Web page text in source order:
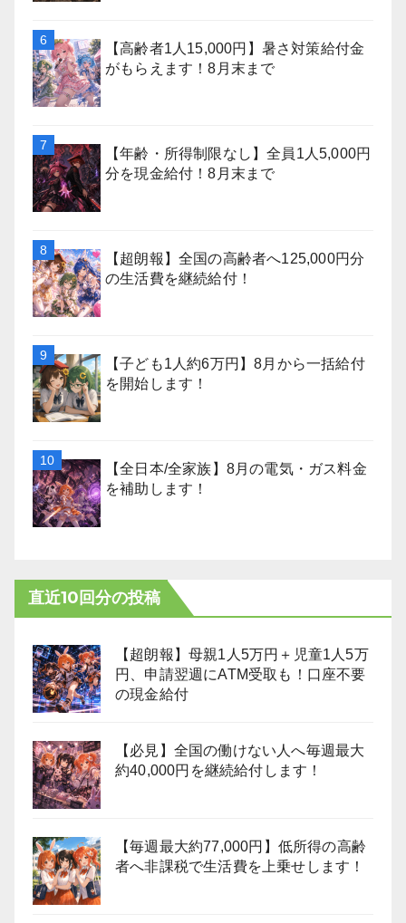
【高齢者1人15,000円】暑さ対策給付金
がもらえます！8月末まで
【年齢・所得制限なし】全員1人5,000円
分を現金給付！8月末まで
【超朗報】全国の高齢者へ125,000円分
の生活費を継続給付！
【子ども1人約6万円】8月から一括給付
を開始します！
【全日本/全家族】8月の電気・ガス料金
を補助します！
直近10回分の投稿
【超朗報】母親1人5万円＋児童1人5万
円、申請翌週にATM受取も！口座不要
の現金給付
【必見】全国の働けない人へ毎週最大
約40,000円を継続給付します！
【毎週最大約77,000円】低所得の高齢
者へ非課税で生活費を上乗せします！